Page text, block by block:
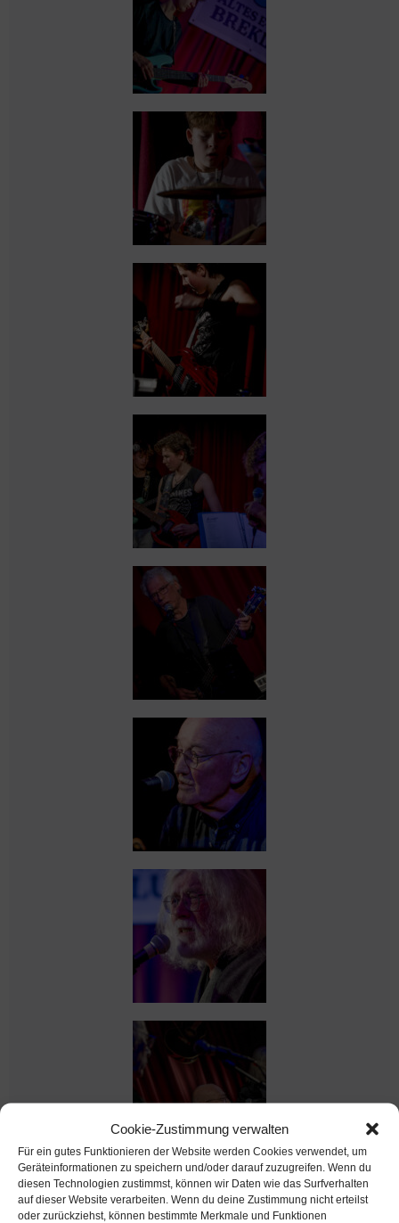
Cookie-Zustimmung verwalten
Für ein gutes Funktionieren der Website werden Cookies verwendet, um
Geräteinformationen zu speichern und/oder darauf zuzugreifen. Wenn du
diesen Technologien zustimmst, können wir Daten wie das Surfverhalten
auf dieser Website verarbeiten. Wenn du deine Zustimmung nicht erteilst
oder zurückziehst, können bestimmte Merkmale und Funktionen